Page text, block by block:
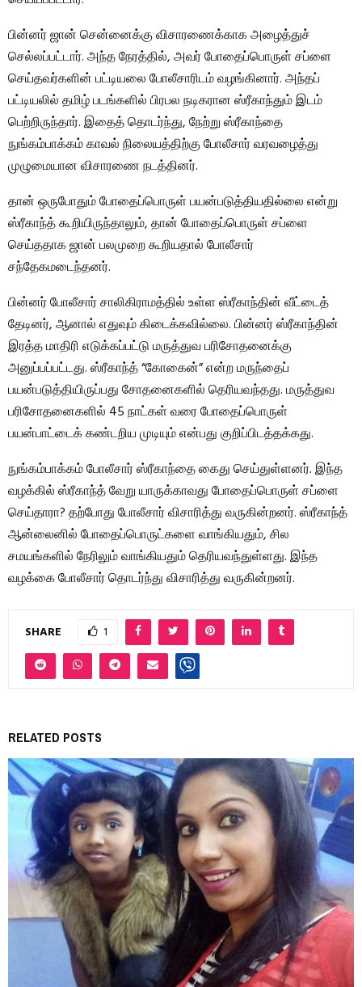
பின்னர் ஜான் சென்னைக்கு விசாரணைக்காக அழைத்துச்
செல்லப்பட்டார். அந்த நேரத்தில், அவர் போதைப்பொருள் சப்ளை
செய்தவர்களின் பட்டியலை போலீசாரிடம் வழங்கினார். அந்தப்
பட்டியலில் தமிழ் படங்களில் பிரபல நடிகரான ஸ்ரீகாந்தும் இடம்
பெற்றிருந்தார். இதைத் தொடர்ந்து, நேற்று ஸ்ரீகாந்தை
நுங்கம்பாக்கம் காவல் நிலையத்திற்கு போலீசார் வரவழைத்து
முழுமையான விசாரணை நடத்தினர்.
தான் ஒருபோதும் போதைப்பொருள் பயன்படுத்தியதில்லை என்று
ஸ்ரீகாந்த் கூறியிருந்தாலும், தான் போதைப்பொருள் சப்ளை
செய்ததாக ஜான் பலமுறை கூறியதால் போலீசார்
சந்தேகமடைந்தனர்.
பின்னர் போலீசார் சாலிகிராமத்தில் உள்ள ஸ்ரீகாந்தின் வீட்டைத்
தேடினர், ஆனால் எதுவும் கிடைக்கவில்லை. பின்னர் ஸ்ரீகாந்தின்
இரத்த மாதிரி எடுக்கப்பட்டு மருத்துவ பரிசோதனைக்கு
அனுப்பப்பட்டது. ஸ்ரீகாந்த் “கோகைன்” என்ற மருந்தைப்
பயன்படுத்தியிருப்பது சோதனைகளில் தெரியவந்தது. மருத்துவ
பரிசோதனைகளில் 45 நாட்கள் வரை போதைப்பொருள்
பயன்பாட்டைக் கண்டறிய முடியும் என்பது குறிப்பிடத்தக்கது.
நுங்கம்பாக்கம் போலீசார் ஸ்ரீகாந்தை கைது செய்துள்ளனர். இந்த
வழக்கில் ஸ்ரீகாந்த் வேறு யாருக்காவது போதைப்பொருள் சப்ளை
செய்தாரா? தற்போது போலீசார் விசாரித்து வருகின்றனர். ஸ்ரீகாந்த்
ஆன்லைனில் போதைப்பொருட்களை வாங்கியதும், சில
சமயங்களில் நேரிலும் வாங்கியதும் தெரியவந்துள்ளது. இந்த
வழக்கை போலீசார் தொடர்ந்து விசாரித்து வருகின்றனர்.
SHARE 1
RELATED POSTS